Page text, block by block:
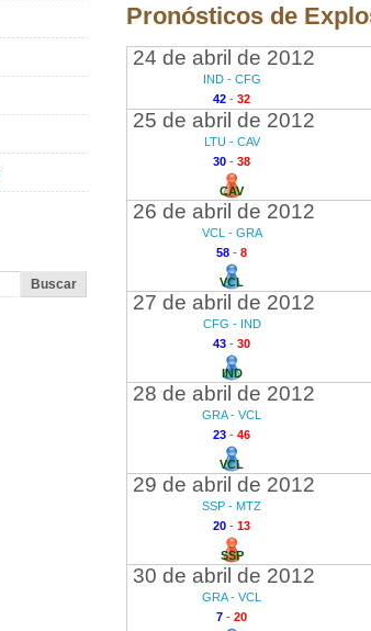
Pronósticos de
24 de abril de 2012
IND - CFG
42 - 32
25 de abril de 2012
LTU - CAV
30 - 38
CAV
26 de abril de 2012
VCL - GRA
58 - 8
VCL
27 de abril de 2012
CFG - IND
43 - 30
IND
28 de abril de 2012
GRA - VCL
23 - 46
VCL
29 de abril de 2012
SSP - MTZ
20 - 13
SSP
30 de abril de 2012
GRA - VCL
7 - 20